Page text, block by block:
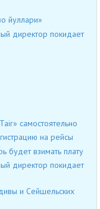
йуллари»
директор покидает
самостоятельно
на рейсы
будет взимать плату
директор покидает
и Сейшельских